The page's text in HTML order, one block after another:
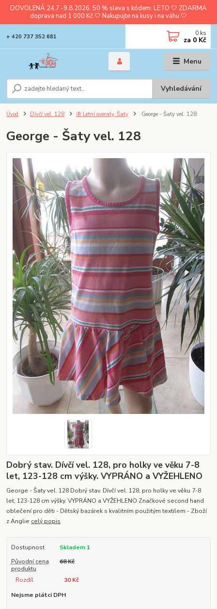
DOVOLENÁ 24.7.-9.8.2026. 50 % sleva s kódem: LETO 🤍 ZDARMA
doprava nad 1 000 Kč 🤍 Nakupujte na kusy i na váhu 🤍
Menu
Vyhledávání
+ 420 737 352 681 0 ks
za 0 Kč
Úvod Dívčí vel. 128 🦋 Letní overaly, Šaty George - Šaty vel. 128
George - Šaty vel. 128
Dobrý stav. Dívčí vel. 128, pro holky ve věku 7-8
let, 123-128 cm výšky. VYPRÁNO a VYŽEHLENO
George - Šaty vel. 128 Dobrý stav. Dívčí vel. 128, pro holky ve věku 7-8
let, 123-128 cm výšky. VYPRÁNO a VYŽEHLENO Značkové second hand
oblečení pro děti - Dětský bazárek s kvalitním použitým textilem - Zboží
z Anglie celý popis
Dostupnost
Skladem 1
Původní cena
produktu
68 Kč
Rozdíl
30 Kč
Nejsme plátci DPH